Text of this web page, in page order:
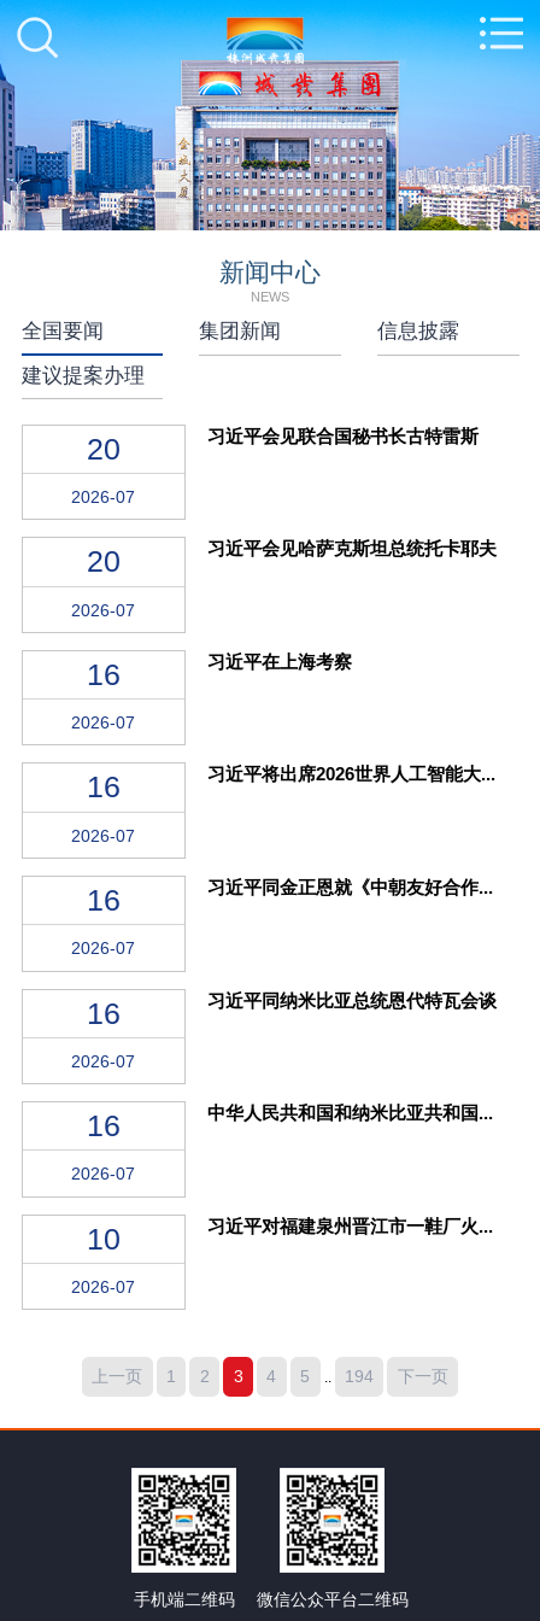
新闻中心
NEWS
全国要闻 集团新闻
信息披露
建议提案办理
20
2026-07
习近平会见联合国秘书长古特雷斯
20
2026-07
习近平会见哈萨克斯坦总统托卡耶夫
16
2026-07
习近平在上海考察
16
2026-07
习近平将出席2026世界人工智能大...
16
2026-07
习近平同金正恩就《中朝友好合作...
16
2026-07
习近平同纳米比亚总统恩代特瓦会谈
16
2026-07
中华人民共和国和纳米比亚共和国...
10
2026-07
习近平对福建泉州晋江市一鞋厂火...
上一页 1 2 3 4 5 .. 194 下一页
手机端二维码 微信公众平台二维码